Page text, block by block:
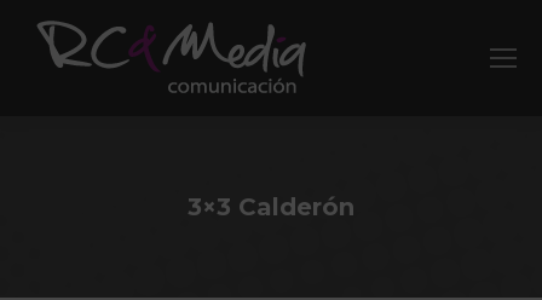
3×3 Calderón